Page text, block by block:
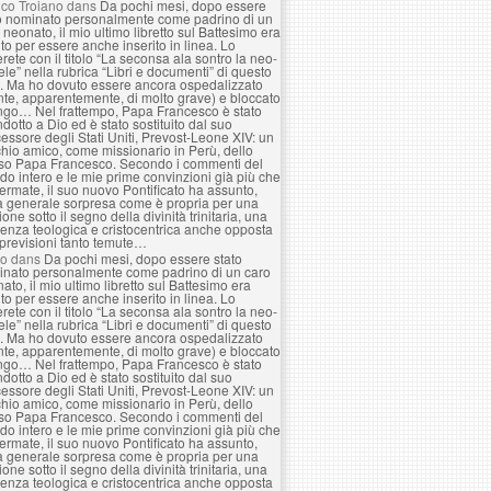
Troiano dans Da pochi mesi, dopo essere
nominato personalmente come padrino di un
il mio ultimo libretto sul Battesimo era
per essere anche inserito in linea. Lo
con il titolo “La seconsa ala sontro la neo-
nella rubrica “Libri e documenti” di questo
Ma ho dovuto essere ancora ospedalizzato
apparentemente, di molto grave) e bloccato
Nel frattempo, Papa Francesco è stato
a Dio ed è stato sostituito dal suo
degli Stati Uniti, Prevost-Leone XIV: un
amico, come missionario in Perù, dello
Papa Francesco. Secondo i commenti del
intero e le mie prime convinzioni già più che
il suo nuovo Pontificato ha assunto,
generale sorpresa come è propria per una
sotto il segno della divinità trinitaria, una
teologica e cristocentrica anche opposta
tanto temute…
dans Da pochi mesi, dopo essere stato
personalmente come padrino di un caro
il mio ultimo libretto sul Battesimo era
per essere anche inserito in linea. Lo
con il titolo “La seconsa ala sontro la neo-
nella rubrica “Libri e documenti” di questo
Ma ho dovuto essere ancora ospedalizzato
apparentemente, di molto grave) e bloccato
Nel frattempo, Papa Francesco è stato
a Dio ed è stato sostituito dal suo
degli Stati Uniti, Prevost-Leone XIV: un
amico, come missionario in Perù, dello
Papa Francesco. Secondo i commenti del
intero e le mie prime convinzioni già più che
il suo nuovo Pontificato ha assunto,
generale sorpresa come è propria per una
sotto il segno della divinità trinitaria, una
teologica e cristocentrica anche opposta